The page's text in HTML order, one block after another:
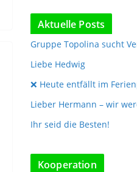
Aktuelle Posts
Gruppe Topolina sucht
Liebe Hedwig
❌️ Heute entfällt im
Lieber Hermann – wir
Ihr seid die Besten!
Kooperation